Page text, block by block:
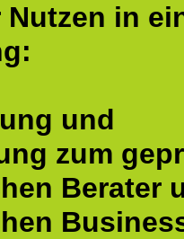
Nutzen in
und
zum
Berater